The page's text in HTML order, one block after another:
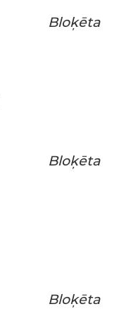
Bloķēta
Bloķēta
Bloķēta